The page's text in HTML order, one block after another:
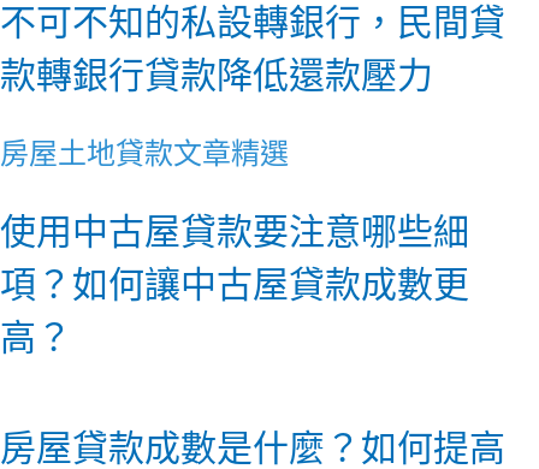
不可不知的私設轉銀行，民間貸
款轉銀行貸款降低還款壓力
房屋土地貸款文章精選
使用中古屋貸款要注意哪些細
項？如何讓中古屋貸款成數更
高？
房屋貸款成數是什麼？如何提高